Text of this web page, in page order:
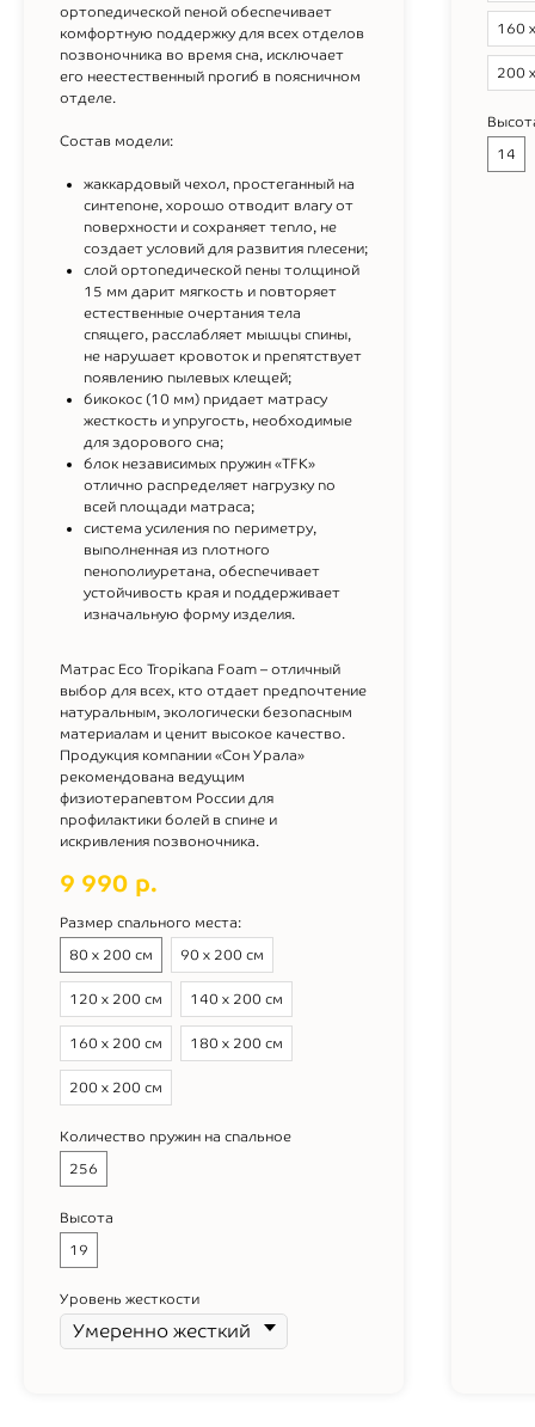
ортопедической пеной обеспечивает
комфортную поддержку для всех отделов
позвоночника во время сна, исключает
его неестественный прогиб в поясничном
отделе.
Состав модели:
жаккардовый чехол, простеганный на
синтепоне, хорошо отводит влагу от
поверхности и сохраняет тепло, не
создает условий для развития плесени;
слой ортопедической пены толщиной
15 мм дарит мягкость и повторяет
естественные очертания тела
спящего, расслабляет мышцы спины,
не нарушает кровоток и препятствует
появлению пылевых клещей;
бикокос (10 мм) придает матрасу
жесткость и упругость, необходимые
для здорового сна;
блок независимых пружин «TFK»
отлично распределяет нагрузку по
всей площади матраса;
система усиления по периметру,
выполненная из плотного
пенополиуретана, обеспечивает
устойчивость края и поддерживает
изначальную форму изделия.
Матрас Eco Tropikana Foam – отличный
выбор для всех, кто отдает предпочтение
натуральным, экологически безопасным
материалам и ценит высокое качество.
Продукция компании «Сон Урала»
рекомендована ведущим
физиотерапевтом России для
профилактики болей в спине и
искривления позвоночника.
9 990 р.
Размер спального места:
80 х 200 см
90 х 200 см
120 х 200 см 140 х 200 см
160 х 200 см 180 х 200 см
200 х 200 см
Количество пружин на спальное
256
Высота
19
Уровень жесткости
160
200
14